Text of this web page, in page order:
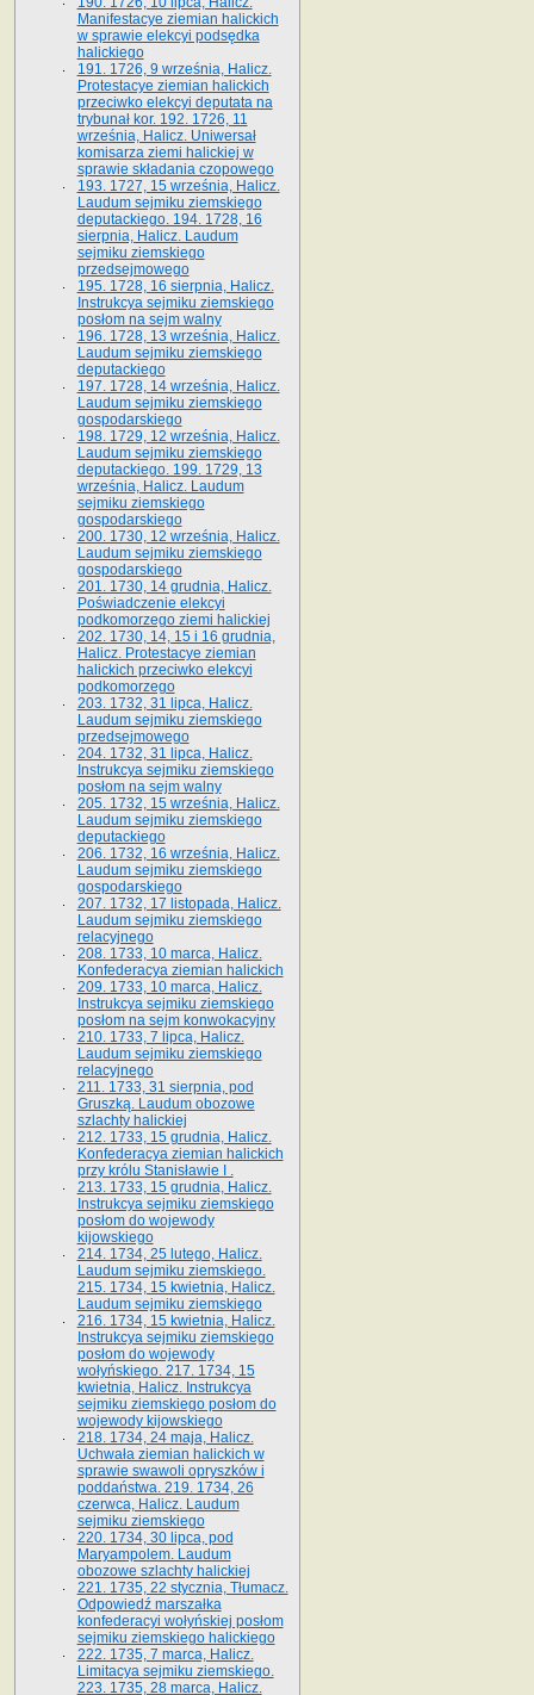
Manifestacye ziemian halickich
w sprawie elekcyi podsędka
halickiego
191. 1726, 9 września, Halicz.
Protestacye ziemian halickich
przeciwko elekcyi deputata na
trybunał kor. 192. 1726, 11
września, Halicz. Uniwersał
komisarza ziemi halickiej w
sprawie składania czopowego
193. 1727, 15 września, Halicz.
Laudum sejmiku ziemskiego
deputackiego. 194. 1728, 16
sierpnia, Halicz. Laudum
sejmiku ziemskiego
przedsejmowego
195. 1728, 16 sierpnia, Halicz.
Instrukcya sejmiku ziemskiego
posłom na sejm walny
196. 1728, 13 września, Halicz.
Laudum sejmiku ziemskiego
deputackiego
197. 1728, 14 września, Halicz.
Laudum sejmiku ziemskiego
gospodarskiego
198. 1729, 12 września, Halicz.
Laudum sejmiku ziemskiego
deputackiego. 199. 1729, 13
września, Halicz. Laudum
sejmiku ziemskiego
gospodarskiego
200. 1730, 12 września, Halicz.
Laudum sejmiku ziemskiego
gospodarskiego
201. 1730, 14 grudnia, Halicz.
Poświadczenie elekcyi
podkomorzego ziemi halickiej
202. 1730, 14, 15 i 16 grudnia,
Halicz. Protestacye ziemian
halickich przeciwko elekcyi
podkomorzego
203. 1732, 31 lipca, Halicz.
Laudum sejmiku ziemskiego
przedsejmowego
204. 1732, 31 lipca, Halicz.
Instrukcya sejmiku ziemskiego
posłom na sejm walny
205. 1732, 15 września, Halicz.
Laudum sejmiku ziemskiego
deputackiego
206. 1732, 16 września, Halicz.
Laudum sejmiku ziemskiego
gospodarskiego
207. 1732, 17 listopada, Halicz.
Laudum sejmiku ziemskiego
relacyjnego
208. 1733, 10 marca, Halicz.
Konfederacya ziemian halickich­
209. 1733, 10 marca, Halicz.
Instrukcya sejmiku ziemskiego
posłom na sejm konwokacyjny
210. 1733, 7 lipca, Halicz.
Laudum sejmiku ziemskiego
relacyjnego
211. 1733, 31 sierpnia, pod
Gruszką. Laudum obozowe
szlachty halickiej
212. 1733, 15 grudnia, Halicz.
Konfederacya ziemian halickich
przy królu Stanisławie I .
213. 1733, 15 grudnia, Halicz.
Instrukcya sejmiku ziemskiego
posłom do wojewody
kijowskiego
214. 1734, 25 lutego, Halicz.
Laudum sejmiku ziemskiego.
215. 1734, 15 kwietnia, Halicz.
Laudum sejmiku ziemskiego
216. 1734, 15 kwietnia, Halicz.
Instrukcya sejmiku ziemskiego
posłom do wojewody
wołyńskiego. 217. 1734, 15
kwietnia, Halicz. Instrukcya
sejmiku ziemskiego posłom do
wojewody kijowskiego
218. 1734, 24 maja, Halicz.
Uchwała ziemian halickich w
sprawie swawoli opryszków i
poddaństwa. 219. 1734, 26
czerwca, Halicz. Laudum
sejmiku ziemskiego
220. 1734, 30 lipca, pod
Maryampolem. Laudum
obozowe szlachty halickiej
221. 1735, 22 stycznia, Tłumacz.
Odpowiedź marszałka
konfederacyi wołyńskiej posłom
sejmiku ziemskiego halickiego
222. 1735, 7 marca, Halicz.
Limitacya sejmiku ziemskiego.
223. 1735, 28 marca, Halicz.